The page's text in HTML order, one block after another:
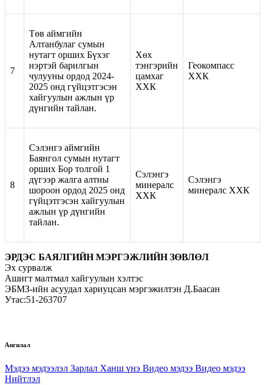
7
Төв аймгийн
Алтанбулаг сумын
нутагт орших Бүхэг
нэртэй барилгын
чулууны ордод 2024-
2025 онд гүйцэтгэсэн
хайгуулын ажлын үр
дүнгийн тайлан.
Хөх
тэнгэрийн
цамхаг
ХХК
Геокомпасс
ХХК
8
Сэлэнгэ аймгийн
Баянгол сумын нутагт
орших Бор толгой 1
дүгээр жалга алтны
шороон ордод 2025 онд
гүйцэтгэсэн хайгуулын
ажлын үр дүнгийн
тайлан.
Сэлэнгэ
минералс
ХХК
Сэлэнгэ
минералс ХХК
ЭРДЭС БАЯЛГИЙН МЭРГЭЖЛИЙН ЗӨВЛӨЛ
Эх сурвалж
Ашигт малтмал хайгуулын хэлтэс
ЭБМЗ-ийн асуудал хариуцсан мэргэжилтэн Д.Баасан
Утас:51-263707
Ангилал
Мэдээ мэдээлэл Зарлал Ханш үнэ Видео мэдээ Видео мэдээ
Нийтлэл